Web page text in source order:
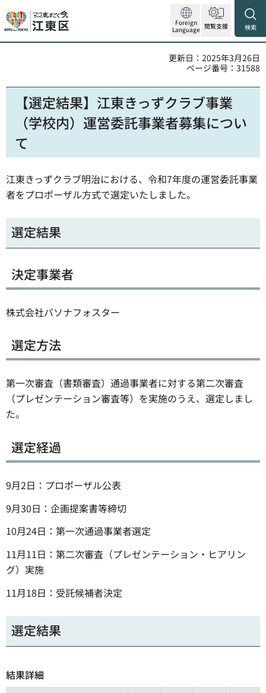
Foreign
Language 閲覧支援 検索
更新日：2025年3月26日
ページ番号：31588
【選定結果】江東きっずクラブ事業
（学校内）運営委託事業者募集につい
て
江東きっずクラブ明治における、令和7年度の運営委託事業
者をプロポーザル方式で選定いたしました。
選定結果
決定事業者
株式会社パソナフォスター
選定方法
第一次審査（書類審査）通過事業者に対する第二次審査
（プレゼンテーション審査等）を実施のうえ、選定しまし
た。
選定経過
9月2日：プロポーザル公表
9月30日：企画提案書等締切
10月24日：第一次通過事業者選定
11月11日：第二次審査（プレゼンテーション・ヒアリン
グ）実施
11月18日：受託候補者決定
選定結果
結果詳細